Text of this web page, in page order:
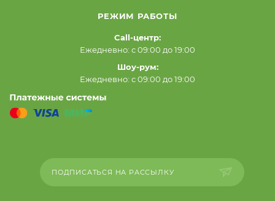
РЕЖИМ РАБОТЫ
Call-центр:
Ежедневно: с 09:00 до 19:00
Шоу-рум:
Ежедневно: с 09:00 до 19:00
ПОДПИСАТЬСЯ НА РАССЫЛКУ